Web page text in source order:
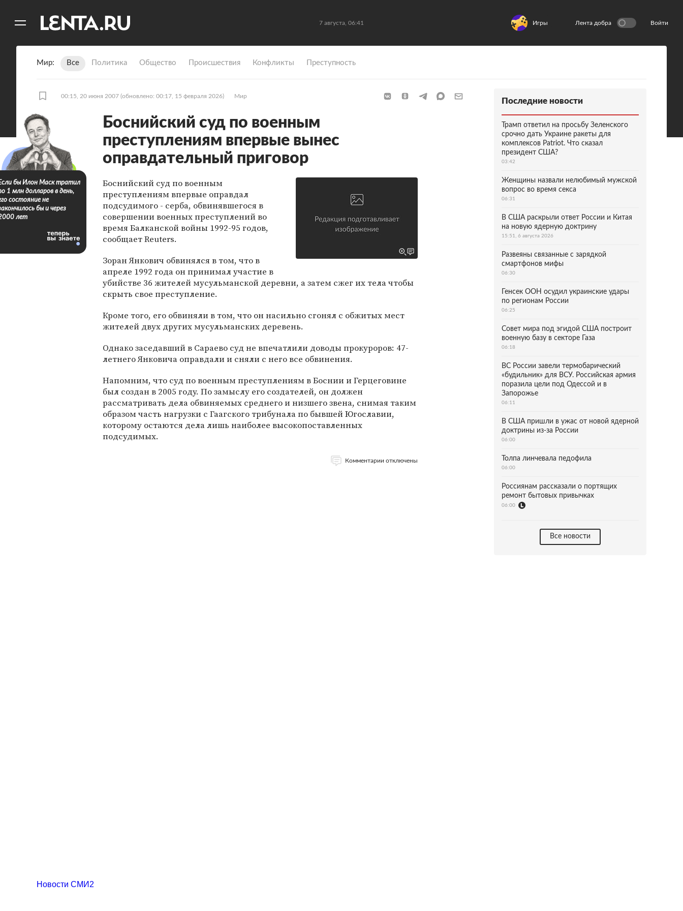
7 августа, 06:41 Игры Лента добра Войти
Мир Все Политика Общество Происшествия Конфликты Преступность
00:15, 20 июня 2007 (обновлено: 00:17, 15 февраля 2026) Мир
Боснийский суд по военным
преступлениям впервые вынес
оправдательный приговор
Боснийский суд по военным
преступлениям впервые оправдал
подсудимого - серба, обвинявшегося в
совершении военных преступлений во
время Балканской войны 1992-95 годов,
сообщает Reuters.
Зоран Янкович обвинялся в том, что в
апреле 1992 года он принимал участие в
убийстве 36 жителей мусульманской деревни, а затем сжег их тела чтобы
скрыть свое преступление.
Кроме того, его обвиняли в том, что он насильно сгонял с обжитых мест
жителей двух других мусульманских деревень.
Однако заседавший в Сараево суд не впечатлили доводы прокуроров: 47-
летнего Янковича оправдали и сняли с него все обвинения.
Напомним, что суд по военным преступлениям в Боснии и Герцеговине
был создан в 2005 году. По замыслу его создателей, он должен
рассматривать дела обвиняемых среднего и низшего звена, снимая таким
образом часть нагрузки с Гаагского трибунала по бывшей Югославии,
которому остаются дела лишь наиболее высокопоставленных
подсудимых.
Комментарии отключены
бы Илон Маск тратил
1 млн долларов в день,
состояние не
бы и через
лет
Последние новости
Трамп ответил на просьбу Зеленского
срочно дать Украине ракеты для
комплексов Patriot. Что сказал
президент США?
03:42
Женщины назвали нелюбимый мужской
вопрос во время секса
06:31
В США раскрыли ответ России и Китая
на новую ядерную доктрину
15:51, 6 августа 2026
Развеяны связанные с зарядкой
смартфонов мифы
06:30
Генсек ООН осудил украинские удары
по регионам России
06:25
Совет мира под эгидой США построит
военную базу в секторе Газа
06:18
ВС России завели термобарический
«будильник» для ВСУ. Российская армия
поразила цели под Одессой и в
Запорожье
06:11
В США пришли в ужас от новой ядерной
доктрины из-за России
06:00
Толпа линчевала педофила
06:00
Россиянам рассказали о портящих
ремонт бытовых привычках
06:00
Все новости
Новости СМИ2